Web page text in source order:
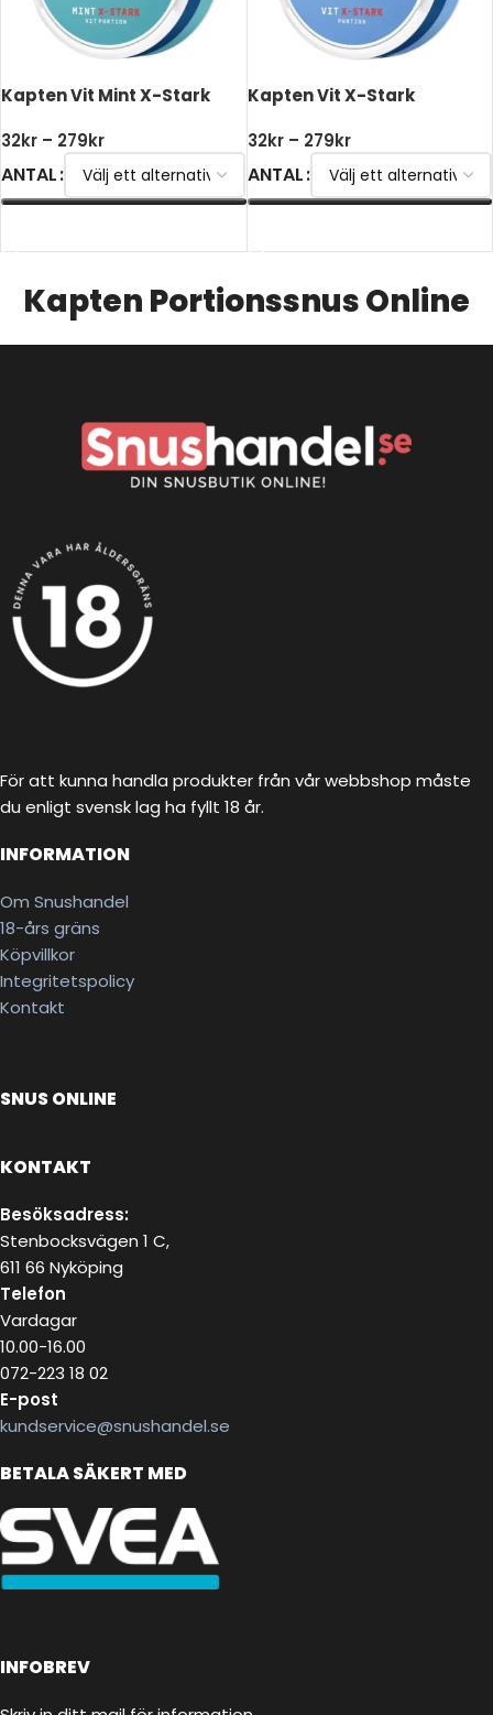
Kapten Vit Mint X-Stark
32kr – 279kr
ANTAL
Kapten Vit X-Stark
32kr – 279kr
ANTAL
Kapten Portionssnus Online
För att kunna handla produkter från vår webbshop måste
du enligt svensk lag ha fyllt 18 år.
INFORMATION
Om Snushandel
18-års gräns
Köpvillkor
Integritetspolicy
Kontakt
SNUS ONLINE
KONTAKT
Besöksadress:
Stenbocksvägen 1 C,
611 66 Nyköping
Telefon
Vardagar
10.00-16.00
072-223 18 02
E-post
kundservice@snushandel.se
BETALA SÄKERT MED
INFOBREV